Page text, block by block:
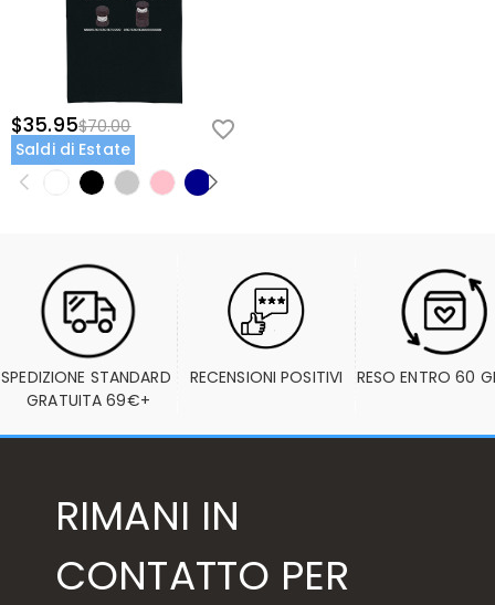
$35.95$70.00
Saldi di Estate
SPEDIZIONE STANDARD
GRATUITA 69€+
RECENSIONI POSITIVI RESO ENTRO 60
RIMANI IN
CONTATTO PER